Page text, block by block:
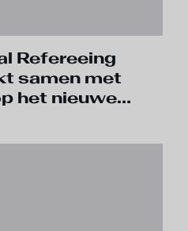
Refereeing
samen met
het nieuwe